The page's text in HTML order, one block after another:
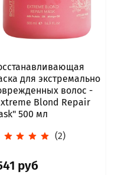
для экстремально
волос -
Blond Repair
500 мл
(2)
руб